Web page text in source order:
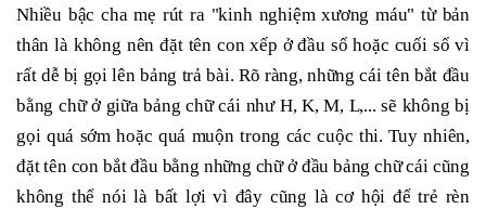
Nhiều bậc cha mẹ rút ra "kinh nghiệm xương máu" từ bản
thân là không nên đặt tên con xếp ở đầu sổ hoặc cuối sổ vì
rất dễ bị gọi lên bảng trả bài. Rõ ràng, những cái tên bắt đầu
bằng chữ ở giữa bảng chữ cái như H, K, M, L,... sẽ không bị
gọi quá sớm hoặc quá muộn trong các cuộc thi. Tuy nhiên,
đặt tên con bắt đầu bằng những chữ ở đầu bảng chữ cái cũng
không thể nói là bất lợi vì đây cũng là cơ hội để trẻ rèn